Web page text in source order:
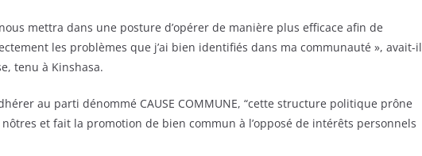
mettra dans une posture d’opérer de manière plus efficace afin de
les problèmes que j’ai bien identifiés dans ma communauté », avait-il
tenu à Kinshasa.
au parti dénommé CAUSE COMMUNE, “cette structure politique prône
et fait la promotion de bien commun à l’opposé de intérêts personnels